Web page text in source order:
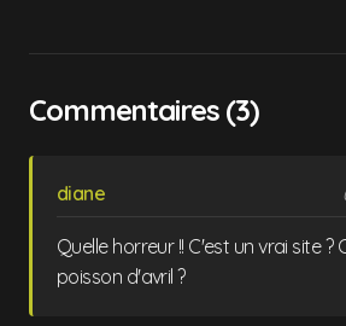
Commentaires (3)
diane
Quelle horreur !! C'est un vrai site ?
poisson d'avril ?